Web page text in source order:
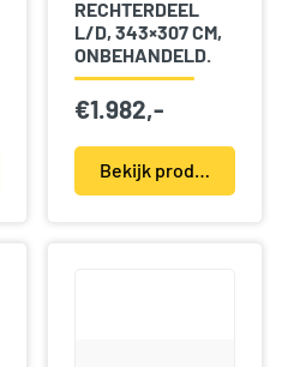
RECHTERDEEL
L/D, 343×307 CM,
ONBEHANDELD.
€1.982,-
Bekijk product(en)